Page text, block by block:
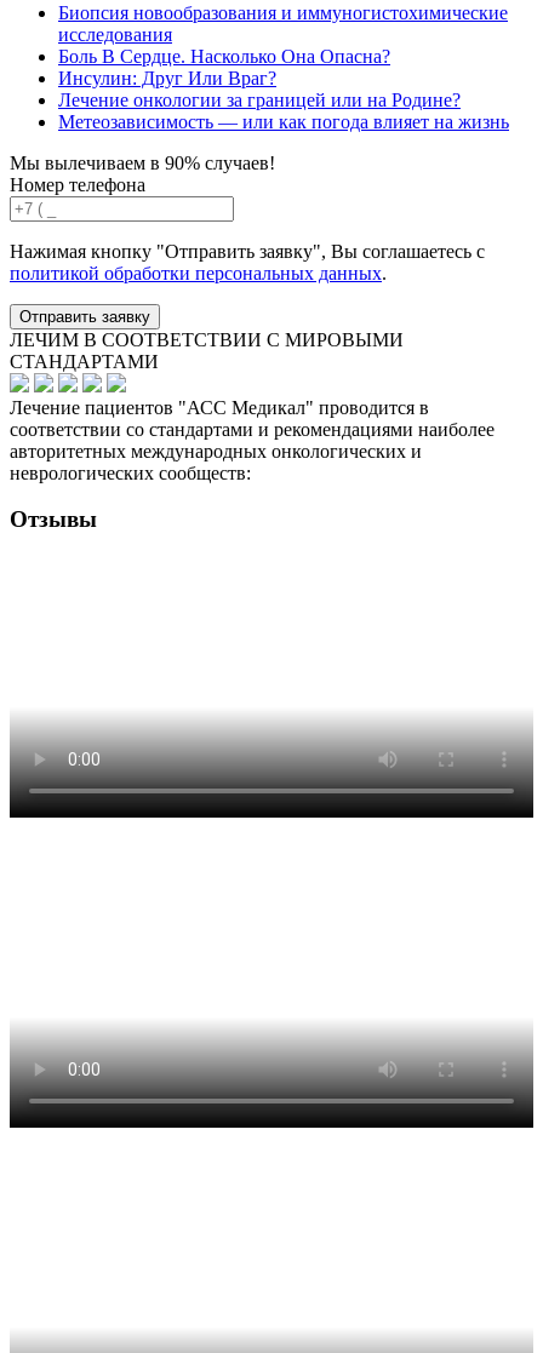
Биопсия новообразования и иммуногистохимические
исследования
Боль В Сердце. Насколько Она Опасна?
Инсулин: Друг Или Враг?
Лечение онкологии за границей или на Родине?
Метеозависимость — или как погода влияет на жизнь
Мы вылечиваем в 90% случаев!
Номер телефона
Нажимая кнопку "Отправить заявку", Вы соглашаетесь с
политикой обработки персональных данных.
Отправить заявку
ЛЕЧИМ В СООТВЕТСТВИИ С МИРОВЫМИ
СТАНДАРТАМИ
Лечение пациентов "АСС Медикал" проводится в
соответствии со стандартами и рекомендациями наиболее
авторитетных международных онкологических и
неврологических сообществ:
Отзывы